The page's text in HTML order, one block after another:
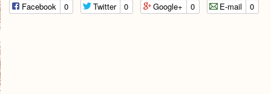
Facebook 0 Twitter 0 Google+ 0 E-mail 0